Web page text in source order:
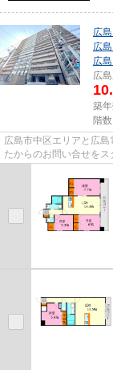
広
広
広
広
築
階
広島市中区エリアと広
たからのお問い合せを